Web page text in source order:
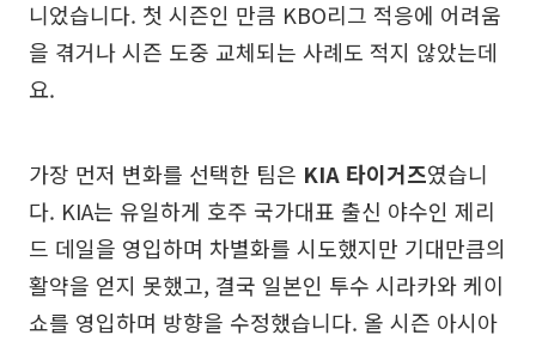
니었습니다. 첫 시즌인 만큼 KBO리그 적응에 어려움
을 겪거나 시즌 도중 교체되는 사례도 적지 않았는데
요.
가장 먼저 변화를 선택한 팀은 KIA 타이거즈였습니
다. KIA는 유일하게 호주 국가대표 출신 야수인 제리
드 데일을 영입하며 차별화를 시도했지만 기대만큼의
활약을 얻지 못했고, 결국 일본인 투수 시라카와 케이
쇼를 영입하며 방향을 수정했습니다. 올 시즌 아시아